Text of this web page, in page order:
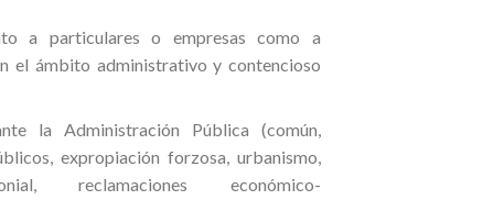
a particulares o empresas como a
el ámbito administrativo y contencioso
la Administración Pública (común,
expropiación forzosa, urbanismo,
reclamaciones económico-